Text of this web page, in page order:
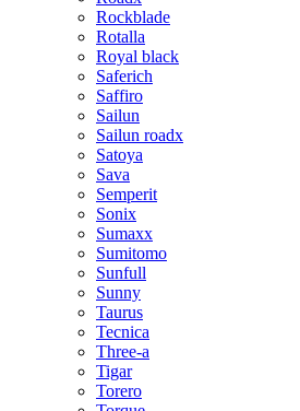
Rockblade
Rotalla
Royal black
Saferich
Saffiro
Sailun
Sailun roadx
Satoya
Sava
Semperit
Sonix
Sumaxx
Sumitomo
Sunfull
Sunny
Taurus
Tecnica
Three-a
Tigar
Torero